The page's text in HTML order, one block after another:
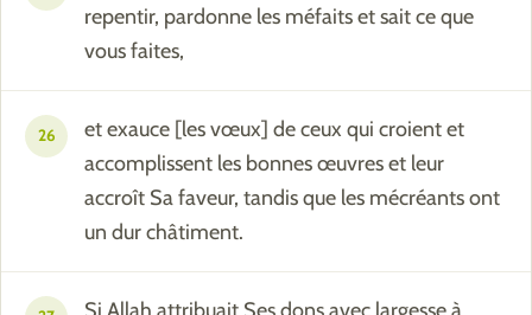
repentir, pardonne les méfaits et sait ce que
vous faites,
26
et exauce [les vœux] de ceux qui croient et
accomplissent les bonnes œuvres et leur
accroît Sa faveur, tandis que les mécréants ont
un dur châtiment.
Si Allah attribuait Ses dons avec largesse à